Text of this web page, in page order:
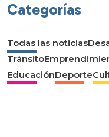
Categorías
Todas las noticias
Tránsito
EducaciónDeporte